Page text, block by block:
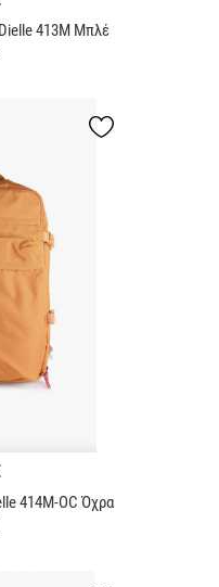
413M Μπλέ
414M-OC Όχρα